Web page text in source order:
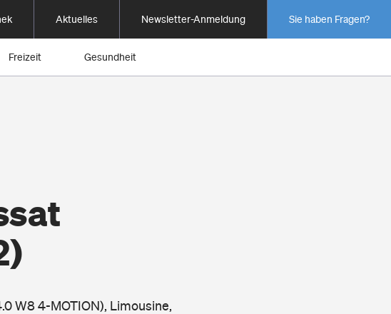
Aktuelles Newsletter-Anmeldung Sie haben Fragen?
Freizeit Gesundheit
W8 4-MOTION), Limousine,